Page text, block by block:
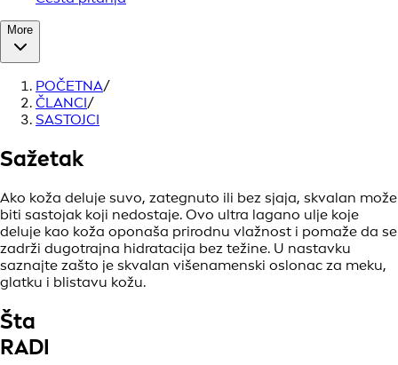
More
POČETNA/
ČLANCI/
SASTOJCI
Sažetak
Ako koža deluje suvo, zategnuto ili bez sjaja, skvalan može
biti sastojak koji nedostaje. Ovo ultra lagano ulje koje
deluje kao koža oponaša prirodnu vlažnost i pomaže da se
zadrži dugotrajna hidratacija bez težine. U nastavku
saznajte zašto je skvalan višenamenski oslonac za meku,
glatku i blistavu kožu.
Šta
RADI